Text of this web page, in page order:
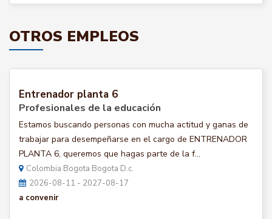
OTROS EMPLEOS
Entrenador planta 6
Profesionales de la educación
Estamos buscando personas con mucha actitud y ganas de
trabajar para desempeñarse en el cargo de ENTRENADOR
PLANTA 6, queremos que hagas parte de la f...
Colombia Bogota Bogota D.c.
2026-08-11 - 2027-08-17
a convenir